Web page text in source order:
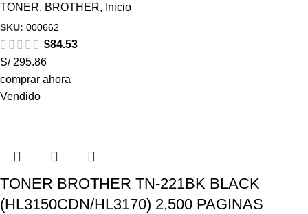
TONER, BROTHER, Inicio
SKU: 000662
$84.53
S/ 295.86
comprar ahora
Vendido
TONER BROTHER TN-221BK BLACK
(HL3150CDN/HL3170) 2,500 PAGINAS